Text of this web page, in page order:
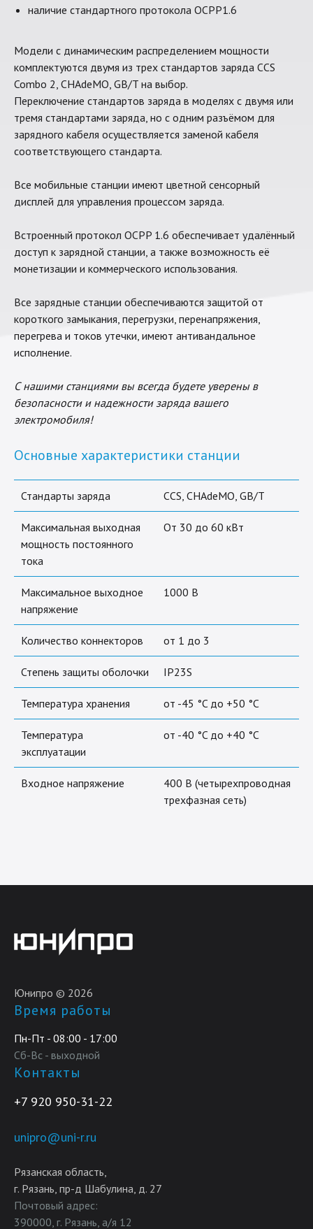
наличие стандартного протокола OCPP1.6
Модели с динамическим распределением мощности
комплектуются двумя из трех стандартов заряда CCS
Combo 2, CHAdeMO, GB/T на выбор.
Переключение стандартов заряда в моделях с двумя или
тремя стандартами заряда, но с одним разъёмом для
зарядного кабеля осуществляется заменой кабеля
соответствующего стандарта.
Все мобильные станции имеют цветной сенсорный
дисплей для управления процессом заряда.
Встроенный протокол OCPP 1.6 обеспечивает удалённый
доступ к зарядной станции, а также возможность её
монетизации и коммерческого использования.
Все зарядные станции обеспечиваются защитой от
короткого замыкания, перегрузки, перенапряжения,
перегрева и токов утечки, имеют антивандальное
исполнение.
С нашими станциями вы всегда будете уверены в
безопасности и надежности заряда вашего
электромобиля!
Основные характеристики станции
Стандарты заряда CCS, CHAdeMO, GB/T
Максимальная выходная
мощность постоянного
тока
От 30 до 60 кВт
Максимальное выходное
напряжение
1000 В
Количество коннекторов от 1 до 3
Степень защиты оболочки IP23S
Температура хранения от -45 °C до +50 °C
Температура
эксплуатации
от -40 °C до +40 °C
Входное напряжение
400 В (четырехпроводная
трехфазная сеть)
Юнипро © 2026
Время работы
Пн-Пт - 08:00 - 17:00
Сб-Вс - выходной
Контакты
+7 920 950-31-22
unipro@uni-r.ru
Рязанская область,
г. Рязань, пр-д Шабулина, д. 27
Почтовый адрес:
390000, г. Рязань, а/я 12